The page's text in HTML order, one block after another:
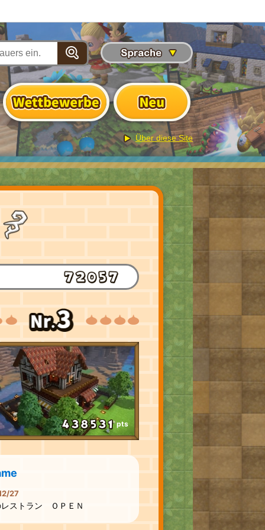
Über diese Site
pts
27
レストラン ＯＰＥＮ